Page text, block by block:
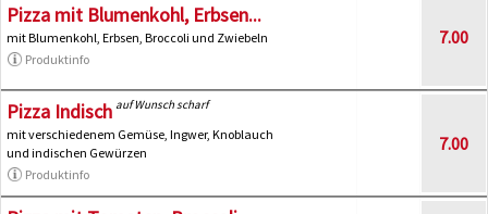
Pizza mit Blumenkohl, Erbsen...
mit Blumenkohl, Erbsen, Broccoli und Zwiebeln
Produktinfo
7.00
Pizza Indisch auf Wunsch scharf
mit verschiedenem Gemüse, Ingwer, Knoblauch
und indischen Gewürzen
Produktinfo
7.00